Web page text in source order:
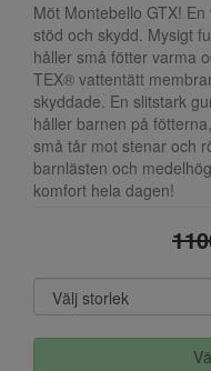
Möt Montebello GTX!
stöd och skydd. Mysigt
håller små fötter varma
TEX® vattentätt
skyddade. En slitstark
håller barnen på
små tår mot stenar och
barnlästen och
komfort hela dagen!